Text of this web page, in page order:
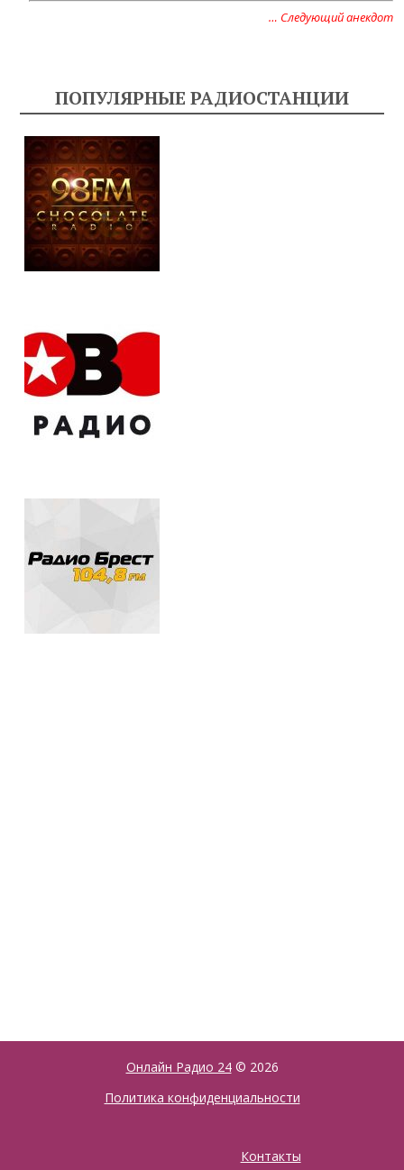
… Следующий анекдот
ПОПУЛЯРНЫЕ РАДИОСТАНЦИИ
Онлайн Радио 24© 2026
Политика конфиденциальности
Контакты